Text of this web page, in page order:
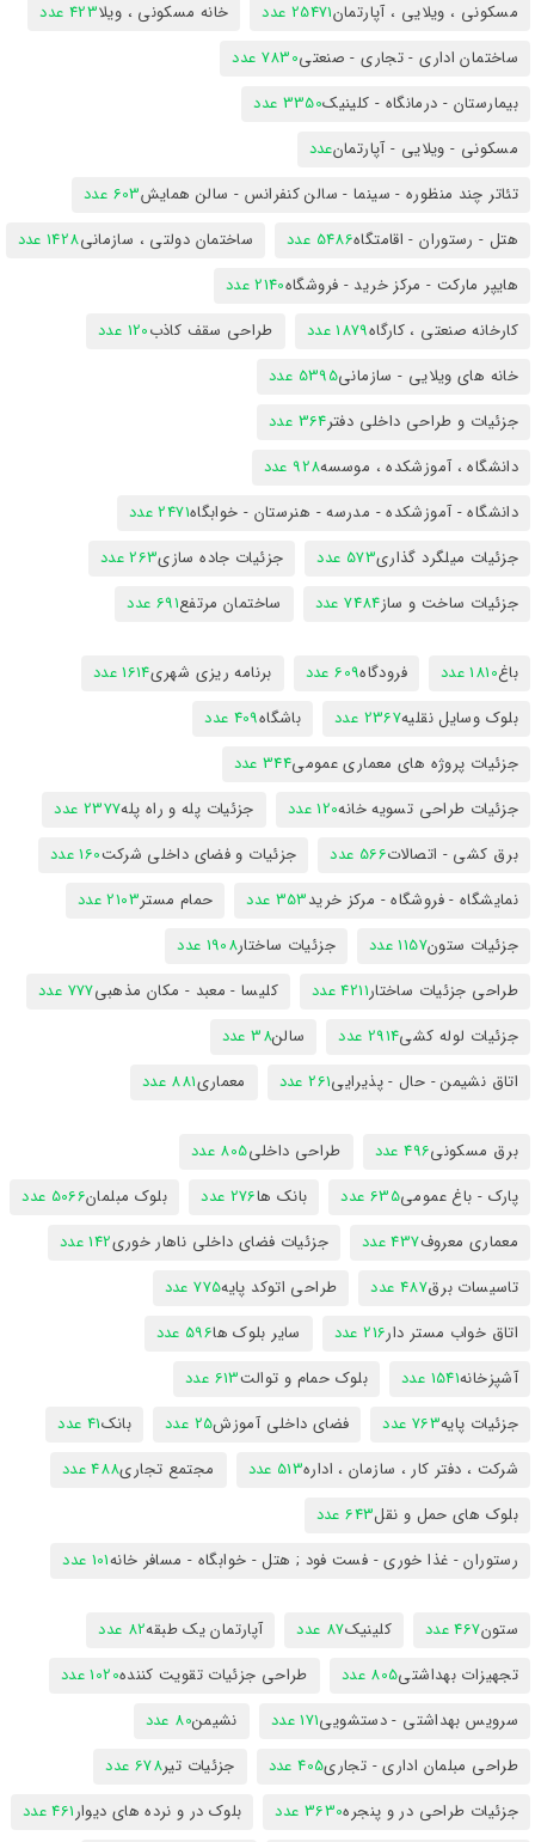
مسکونی ، ویلایی ، آپارتمان25471 عدد خانه مسکونی ، ویلا423 عدد
ساختمان اداری - تجاری - صنعتی7830 عدد
بیمارستان - درمانگاه - کلینیک3350 عدد
مسکونی - ویلایی - آپارتمانعدد
تئاتر چند منظوره - سینما - سالن کنفرانس - سالن همایش603 عدد
هتل - رستوران - اقامتگاه5486 عدد ساختمان دولتی ، سازمانی1428 عدد
هایپر مارکت - مرکز خرید - فروشگاه2140 عدد
کارخانه صنعتی ، کارگاه1879 عدد طراحی سقف کاذب120 عدد
خانه های ویلایی - سازمانی5395 عدد
جزئیات و طراحی داخلی دفتر364 عدد
دانشگاه ، آموزشکده ، موسسه928 عدد
دانشگاه - آموزشکده - مدرسه - هنرستان - خوابگاه2471 عدد
جزئیات میلگرد گذاری573 عدد جزئیات جاده سازی263 عدد
جزئیات ساخت و ساز7484 عدد ساختمان مرتفع691 عدد
باغ1810 عدد فرودگاه609 عدد برنامه ریزی شهری1614 عدد
بلوک وسایل نقلیه2367 عدد باشگاه409 عدد
جزئیات پروژه های معماری عمومی344 عدد
جزئیات طراحی تسویه خانه120 عدد جزئیات پله و راه پله2377 عدد
برق کشی - اتصالات566 عدد جزئیات و فضای داخلی شرکت160 عدد
نمایشگاه - فروشگاه - مرکز خرید353 عدد حمام مستر2103 عدد
جزئیات ستون1157 عدد جزئیات ساختار1908 عدد
طراحی جزئیات ساختار4211 عدد کلیسا - معبد - مکان مذهبی777 عدد
جزئیات لوله کشی2914 عدد سالن38 عدد
اتاق نشیمن - حال - پذیرایی261 عدد معماری881 عدد
برق مسکونی496 عدد طراحی داخلی805 عدد
پارک - باغ عمومی635 عدد بانک ها276 عدد بلوک مبلمان5066 عدد
معماری معروف437 عدد جزئیات فضای داخلی ناهار خوری142 عدد
تاسیسات برق487 عدد طراحی اتوکد پایه775 عدد
اتاق خواب مستر دار216 عدد سایر بلوک ها596 عدد
آشپزخانه1541 عدد بلوک حمام و توالت613 عدد
جزئیات پایه763 عدد فضای داخلی آموزش25 عدد بانک41 عدد
شرکت ، دفتر کار ، سازمان ، اداره513 عدد مجتمع تجاری488 عدد
بلوک های حمل و نقل643 عدد
رستوران - غذا خوری - فست فود ; هتل - خوابگاه - مسافر خانه101 عدد
ستون467 عدد کلینیک87 عدد آپارتمان یک طبقه82 عدد
تجهیزات بهداشتی805 عدد طراحی جزئیات تقویت کننده1020 عدد
سرویس بهداشتی - دستشویی171 عدد نشیمن80 عدد
طراحی مبلمان اداری - تجاری405 عدد جزئیات تیر678 عدد
جزئیات طراحی در و پنجره3630 عدد بلوک در و نرده های دیوار461 عدد